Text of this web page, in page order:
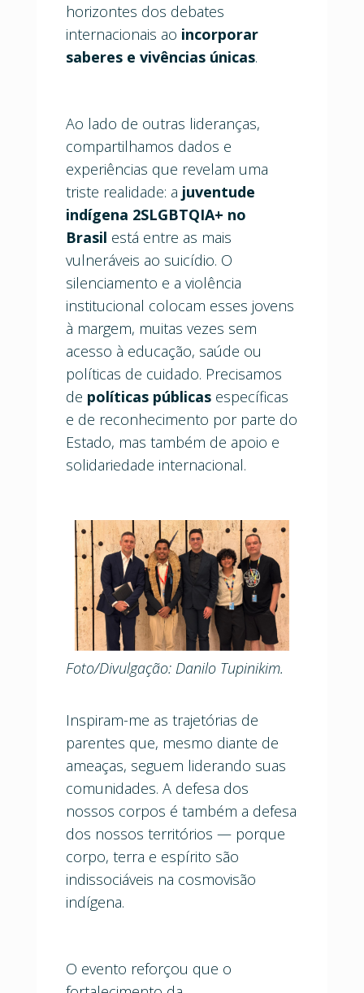
horizontes dos debates
internacionais ao incorporar
saberes e vivências únicas.
Ao lado de outras lideranças,
compartilhamos dados e
experiências que revelam uma
triste realidade: a juventude
indígena 2SLGBTQIA+ no
Brasil está entre as mais
vulneráveis ao suicídio. O
silenciamento e a violência
institucional colocam esses jovens
à margem, muitas vezes sem
acesso à educação, saúde ou
políticas de cuidado. Precisamos
de políticas públicasespecíficas
e de reconhecimento por parte do
Estado, mas também de apoio e
solidariedade internacional.
Foto/Divulgação: Danilo Tupinikim.
Inspiram-me as trajetórias de
parentes que, mesmo diante de
ameaças, seguem liderando suas
comunidades. A defesa dos
nossos corpos é também a defesa
dos nossos territórios — porque
corpo, terra e espírito são
indissociáveis na cosmovisão
indígena.
O evento reforçou que o